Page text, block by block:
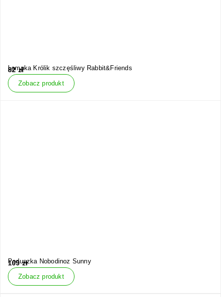
Lampka Królik szczęśliwy Rabbit&Friends
82zł
Zobacz produkt
Poduszka Nobodinoz Sunny
109zł
Zobacz produkt